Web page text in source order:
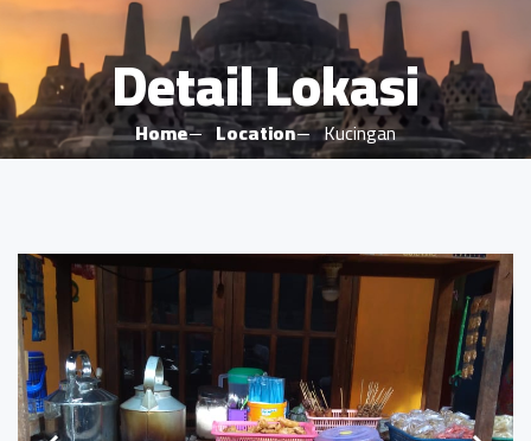
Detail Lokasi
Home Location Kucingan